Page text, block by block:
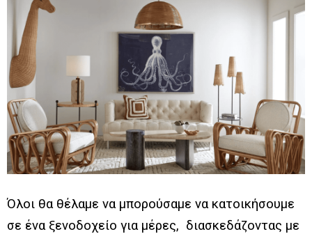
Όλοι θα θέλαμε να μπορούσαμε να κατοικήσουμε
σε ένα ξενοδοχείο για μέρες, διασκεδάζοντας με